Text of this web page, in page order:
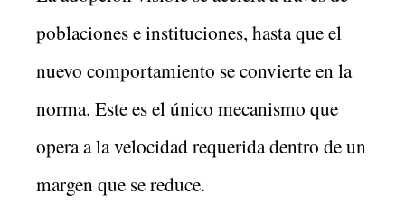
poblaciones e instituciones, hasta que el
nuevo comportamiento se convierte en la
norma. Este es el único mecanismo que
opera a la velocidad requerida dentro de un
margen que se reduce.